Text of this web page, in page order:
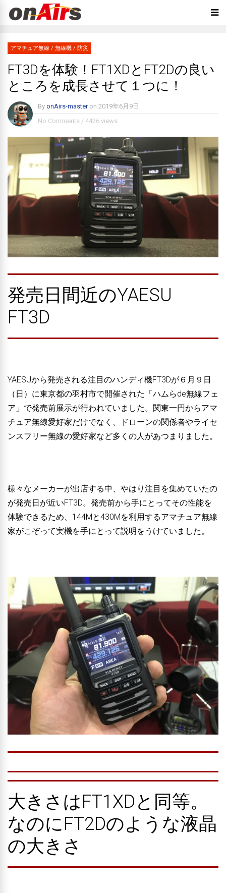
アマチュア無線 / 無線機 / 防災
FT3Dを体験！FT1XDとFT2Dの良い
ところを成長させて１つに！
By onAirs-masteron 2019年6月9日
No Comments / 4426 views
発売日間近のYAESU
FT3D
YAESUから発売される注目のハンディ機FT3Dが６月９日
（日）に東京都の羽村市で開催された「ハムらde無線フェ
ア」で発売前展示が行われていました。関東一円からアマ
チュア無線愛好家だけでなく、ドローンの関係者やライセ
ンスフリー無線の愛好家など多くの人があつまりました。
様々なメーカーが出店する中、やはり注目を集めていたの
が発売日が近いFT3D。発売前から手にとってその性能を
体験できるため、144Mと430Mを利用するアマチュア無線
家がこぞって実機を手にとって説明をうけていました。
大きさはFT1XDと同等。
なのにFT2Dのような液晶
の大きさ